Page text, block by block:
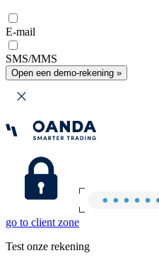
E-mail
SMS/MMS
Open een demo-rekening »
go to client zone
Test onze rekening